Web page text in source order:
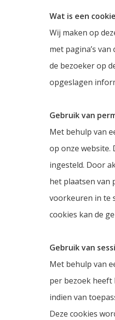
Wat is een
Wij maken op
met pagina’s
de bezoeker op
opgeslagen
Gebruik van
Met behulp van
op onze website.
ingesteld. Door
het plaatsen van
voorkeuren in te
cookies kan de
Gebruik van
Met behulp van
per bezoek heeft
indien van
Deze cookies